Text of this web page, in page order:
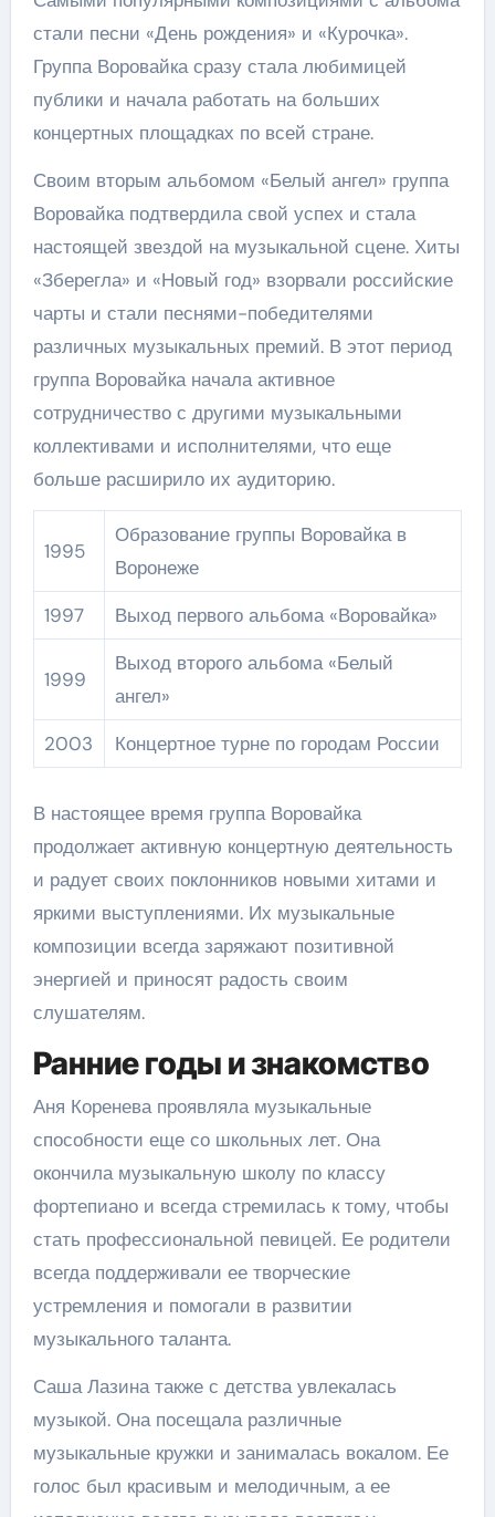
стали песни «День рождения» и «Курочка».
Группа Воровайка сразу стала любимицей
публики и начала работать на больших
концертных площадках по всей стране.
Своим вторым альбомом «Белый ангел» группа
Воровайка подтвердила свой успех и стала
настоящей звездой на музыкальной сцене. Хиты
«Зберегла» и «Новый год» взорвали российские
чарты и стали песнями-победителями
различных музыкальных премий. В этот период
группа Воровайка начала активное
сотрудничество с другими музыкальными
коллективами и исполнителями, что еще
больше расширило их аудиторию.
1995
Образование группы Воровайка в
Воронеже
1997
Выход первого альбома «Воровайка»
1999
Выход второго альбома «Белый
ангел»
2003
Концертное турне по городам России
В настоящее время группа Воровайка
продолжает активную концертную деятельность
и радует своих поклонников новыми хитами и
яркими выступлениями. Их музыкальные
композиции всегда заряжают позитивной
энергией и приносят радость своим
слушателям.
Ранние годы и знакомство
Аня Коренева проявляла музыкальные
способности еще со школьных лет. Она
окончила музыкальную школу по классу
фортепиано и всегда стремилась к тому, чтобы
стать профессиональной певицей. Ее родители
всегда поддерживали ее творческие
устремления и помогали в развитии
музыкального таланта.
Саша Лазина также с детства увлекалась
музыкой. Она посещала различные
музыкальные кружки и занималась вокалом. Ее
голос был красивым и мелодичным, а ее